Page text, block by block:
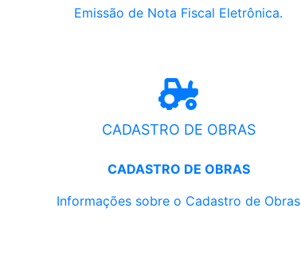
Emissão de Nota Fiscal Eletrônica.
CADASTRO DE OBRAS
CADASTRO DE OBRAS
Informações sobre o Cadastro de Obras